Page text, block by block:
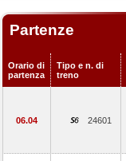
Partenze
Orario di
partenza
Tipo e n. di
treno
06.04 24601